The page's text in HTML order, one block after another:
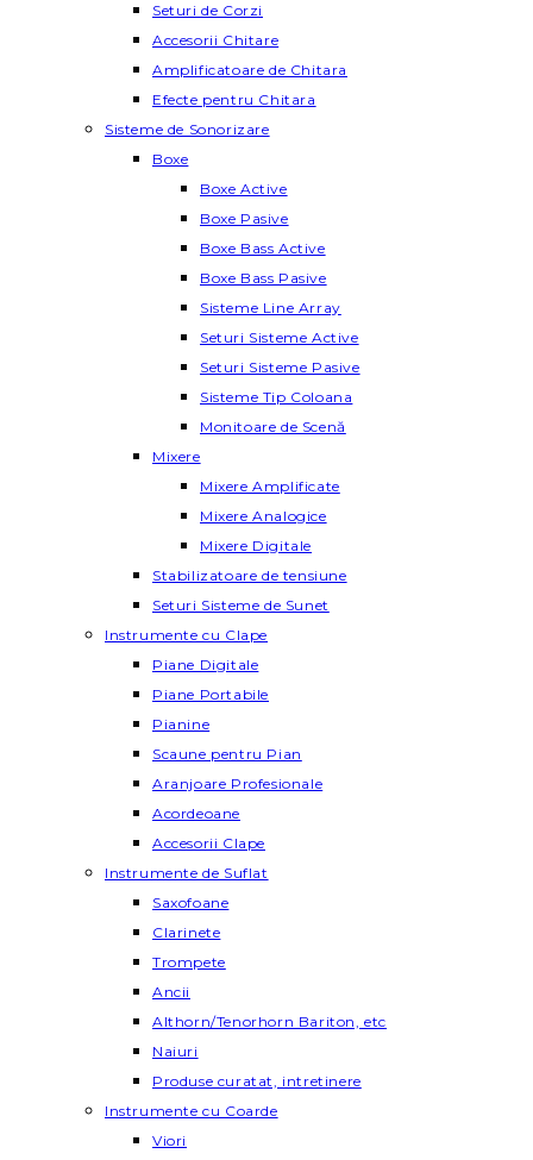
Seturi de Corzi
Accesorii Chitare
Amplificatoare de Chitara
Efecte pentru Chitara
Sisteme de Sonorizare
Boxe
Boxe Active
Boxe Pasive
Boxe Bass Active
Boxe Bass Pasive
Sisteme Line Array
Seturi Sisteme Active
Seturi Sisteme Pasive
Sisteme Tip Coloana
Monitoare de Scenă
Mixere
Mixere Amplificate
Mixere Analogice
Mixere Digitale
Stabilizatoare de tensiune
Seturi Sisteme de Sunet
Instrumente cu Clape
Piane Digitale
Piane Portabile
Pianine
Scaune pentru Pian
Aranjoare Profesionale
Acordeoane
Accesorii Clape
Instrumente de Suflat
Saxofoane
Clarinete
Trompete
Ancii
Althorn/Tenorhorn Bariton, etc
Naiuri
Produse curatat, intretinere
Instrumente cu Coarde
Viori